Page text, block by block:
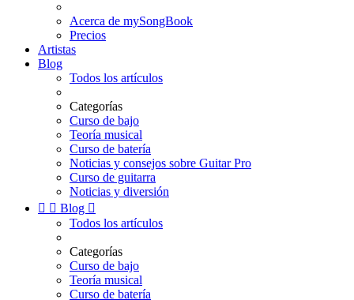
Acerca de mySongBook
Precios
Artistas
Blog
Todos los artículos
Categorías
Curso de bajo
Teoría musical
Curso de batería
Noticias y consejos sobre Guitar Pro
Curso de guitarra
Noticias y diversión
  Blog 
Todos los artículos
Categorías
Curso de bajo
Teoría musical
Curso de batería